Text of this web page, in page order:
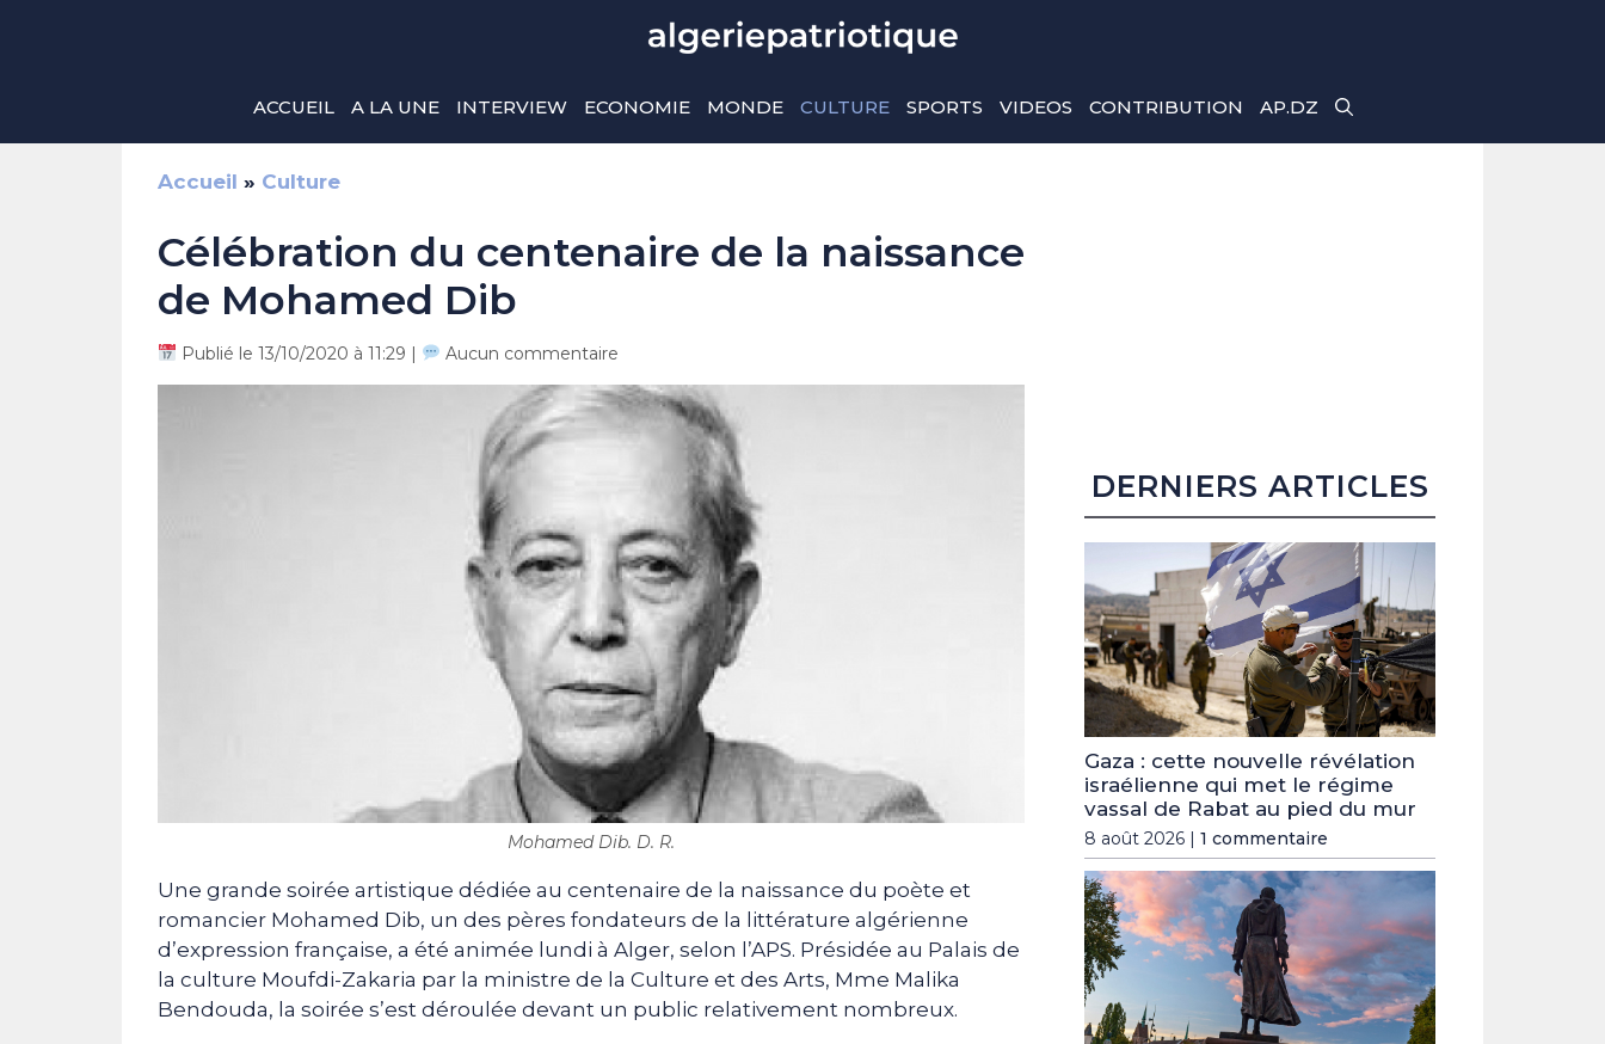
ACCUEIL A LA UNE INTERVIEW ECONOMIE MONDE CULTURE SPORTS VIDEOS CONTRIBUTION AP.DZ
Accueil » Culture
Célébration du centenaire de la naissance
de Mohamed Dib
Publié le 13/10/2020 à 11:29 | Aucun commentaire
Mohamed Dib. D. R.
Une grande soirée artistique dédiée au centenaire de la naissance du poète et
romancier Mohamed Dib, un des pères fondateurs de la littérature algérienne
d’expression française, a été animée lundi à Alger, selon l’APS. Présidée au Palais de
la culture Moufdi-Zakaria par la ministre de la Culture et des Arts, Mme Malika
Bendouda, la soirée s’est déroulée devant un public relativement nombreux.
DERNIERS ARTICLES
Gaza : cette nouvelle révélation
israélienne qui met le régime
vassal de Rabat au pied du mur
8 août 2026 | 1 commentaire